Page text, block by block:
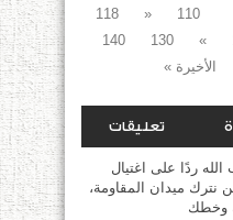
110
«
118
»
130
140
الأخيرة »
تعليقات
الله ردًا على اغتيال
نترك ميدان المقاومة،
وخطك